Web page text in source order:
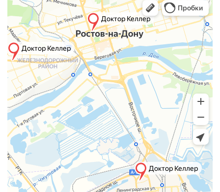
Специальность: детская ортодонтия,
ортодонтия
Стаж работы: 4 года